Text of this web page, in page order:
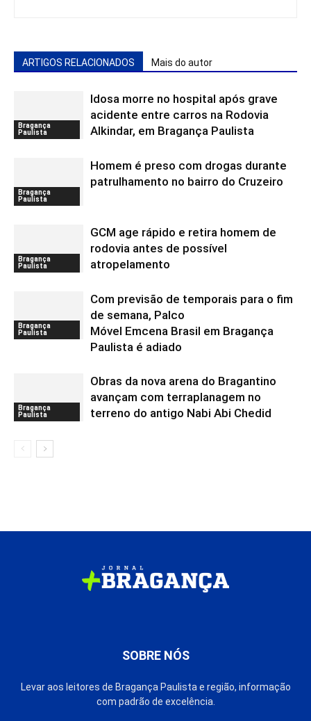
ARTIGOS RELACIONADOS Mais do autor
Bragança
Paulista
Idosa morre no hospital após grave
acidente entre carros na Rodovia
Alkindar, em Bragança Paulista
Bragança
Paulista
Homem é preso com drogas durante
patrulhamento no bairro do Cruzeiro
Bragança
Paulista
GCM age rápido e retira homem de
rodovia antes de possível
atropelamento
Bragança
Paulista
Com previsão de temporais para o fim
de semana, Palco
Móvel Emcena Brasil em Bragança
Paulista é adiado
Bragança
Paulista
Obras da nova arena do Bragantino
avançam com terraplanagem no
terreno do antigo Nabi Abi Chedid
SOBRE NÓS
Levar aos leitores de Bragança Paulista e região, informação
com padrão de excelência.